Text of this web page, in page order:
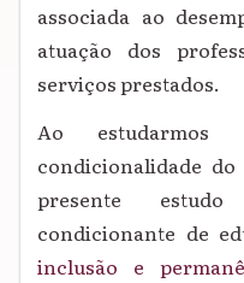
associada ao
atuação dos
serviços prestados.
Ao estudarmos
condicionalidade do
presente
condicionante de
inclusão e